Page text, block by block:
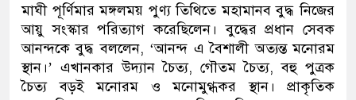
মাঘী পূর্ণিমার মঙ্গলময় পুণ্য তিথিতে মহামানব বুদ্ধ নিজের
আয়ু সংস্কার পরিত্যাগ করেছিলেন। বুদ্ধের প্রধান সেবক
আনন্দকে বুদ্ধ বললেন, ‘আনন্দ এ বৈশালী অত্যন্ত মনোরম
স্থান।’ এখানকার উদ্যান চৈত্য, গৌতম চৈত্য, বহু পুত্রক
চৈত্য বড়ই মনোরম ও মনোমুগ্ধকর স্থান। প্রাকৃতিক